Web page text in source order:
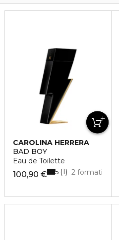
CAROLINA HERRERA
BAD BOY
Eau de Toilette
100,90 € 2 formati
5 1